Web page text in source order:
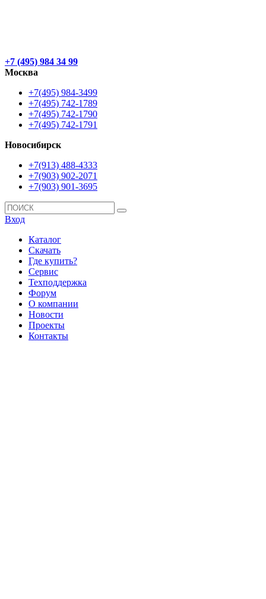
+7 (495) 984 34 99
Москва
+7(495) 984-3499
+7(495) 742-1789
+7(495) 742-1790
+7(495) 742-1791
Новосибирск
+7(913) 488-4333
+7(903) 902-2071
+7(903) 901-3695
Вход
Каталог
Скачать
Где купить?
Сервис
Техподдержка
Форум
О компании
Новости
Проекты
Контакты